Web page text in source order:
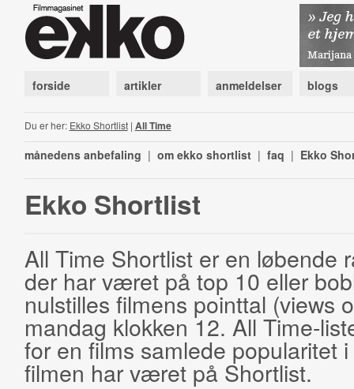
forside artikler anmeldelser blogs
Du er her: Ekko Shortlist| All Time
månedens anbefaling | om ekko shortlist | faq | Ekko
Ekko Shortlist
All Time Shortlist er en løbende
der har været på top 10 eller
nulstilles filmens pointtal (views
mandag klokken 12. All Time-
for en films samlede popularitet
filmen har været på Shortlist.